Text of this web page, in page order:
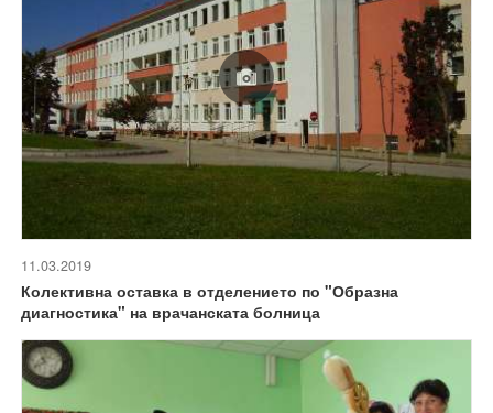
11.03.2019
Колективна оставка в отделението по "Образна
диагностика" на врачанската болница